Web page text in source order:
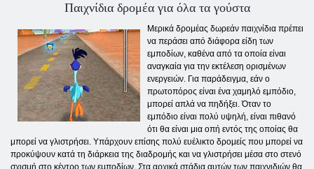
Παιχνίδια δρομέα για όλα τα γούστα
Μερικά δρομέας δωρεάν παιχνίδια πρέπει
να περάσει από διάφορα είδη των
εμποδίων, καθένα από τα οποία είναι
αναγκαία για την εκτέλεση ορισμένων
ενεργειών. Για παράδειγμα, εάν ο
πρωτοπόρος είναι ένα χαμηλό εμπόδιο,
μπορεί απλά να πηδήξει. Όταν το
εμπόδιο είναι πολύ υψηλή, είναι πιθανό
ότι θα είναι μια οπή εντός της οποίας θα
μπορεί να γλιστρήσει. Υπάρχουν επίσης πολύ ευέλικτο δρομείς που μπορεί να
προκύψουν κατά τη διάρκεια της διαδρομής και να γλιστρήσει μέσα στο στενό
σχισμή στο κέντρο των εμποδίων. Στα αρχικά στάδια αυτών των παιχνιδιών θα